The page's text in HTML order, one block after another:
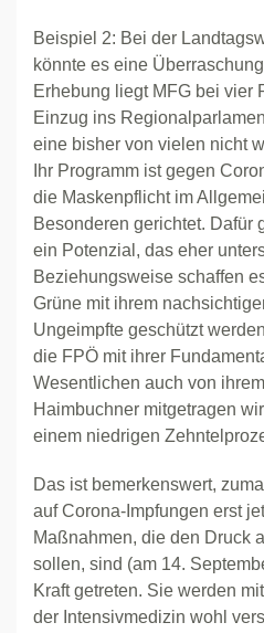
Beispiel 2: Bei der
könnte es eine
Erhebung liegt MFG bei vier
Einzug ins
eine bisher von vielen nicht
Ihr Programm ist gegen
die Maskenpflicht im
Besonderen gerichtet. Dafür
ein Potenzial, das eher
Beziehungsweise schaffen
Grüne mit ihrem
Ungeimpfte geschützt
die FPÖ mit ihrer
Wesentlichen auch von
Haimbuchner mitgetragen
einem niedrigen
Das ist bemerkenswert,
auf Corona-Impfungen erst
Maßnahmen, die den Druck
sollen, sind (am 14.
Kraft getreten. Sie werden
der Intensivmedizin wohl